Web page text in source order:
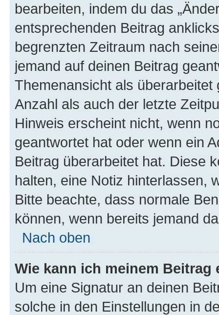
bearbeiten, indem du das
entsprechenden Beitrag
begrenzten Zeitraum nach
jemand auf deinen Beitrag
Themenansicht als
Anzahl als auch der letzte
Hinweis erscheint nicht, wenn
geantwortet hat oder wenn ein
Beitrag überarbeitet hat. Diese
halten, eine Notiz hinterlassen,
Bitte beachte, dass normale
können, wenn bereits jemand
Nach oben
Wie kann ich meinem
Um eine Signatur an deinen
solche in den Einstellungen in